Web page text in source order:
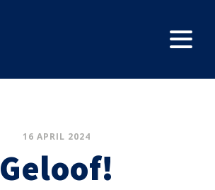
16 APRIL 2024
Geloof!